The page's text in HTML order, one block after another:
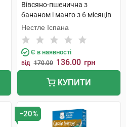
Вівсяно-пшенична з
бананом і манго з 6 місяців
240 г 1 коробка
Нестле Іспана
Є в наявності
від 170.00 136.00 грн
КУПИТИ
−20%